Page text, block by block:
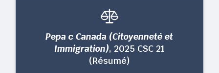
Pepa c Canada (Citoyenneté et
Immigration), 2025 CSC 21
(Résumé)